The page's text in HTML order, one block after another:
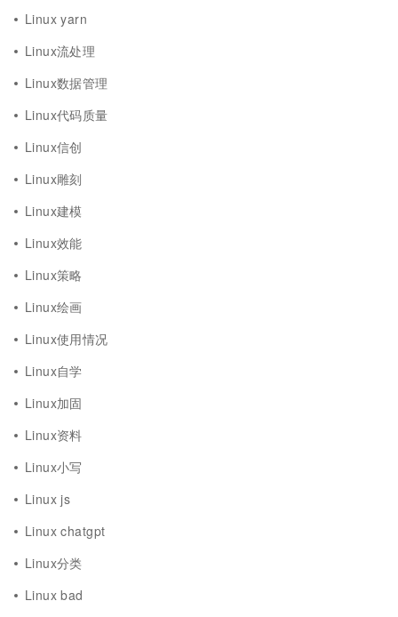
Linux yarn
Linux流处理
Linux数据管理
Linux代码质量
Linux信创
Linux雕刻
Linux建模
Linux效能
Linux策略
Linux绘画
Linux使用情况
Linux自学
Linux加固
Linux资料
Linux小写
Linux js
Linux chatgpt
Linux分类
Linux bad